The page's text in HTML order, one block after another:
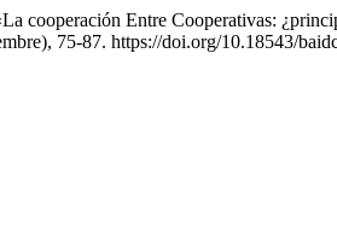
cooperación Entre Cooperativas:
75-87. https://doi.org/10.18543/